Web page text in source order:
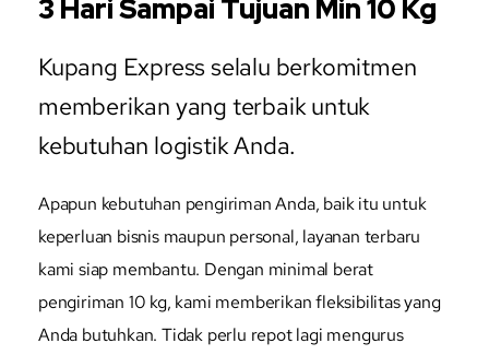
3 Hari Sampai Tujuan Min 10 Kg
Kupang Express selalu berkomitmen
memberikan yang terbaik untuk
kebutuhan logistik Anda.
Apapun kebutuhan pengiriman Anda, baik itu untuk
keperluan bisnis maupun personal, layanan terbaru
kami siap membantu. Dengan minimal berat
pengiriman 10 kg, kami memberikan fleksibilitas yang
Anda butuhkan. Tidak perlu repot lagi mengurus